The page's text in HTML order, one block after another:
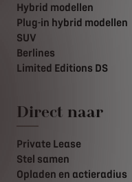
Hybrid modellen
Plug-in hybrid modellen
SUV
Berlines
Limited Editions DS
Direct naar
Private Lease
Stel samen
Opladen en actieradius